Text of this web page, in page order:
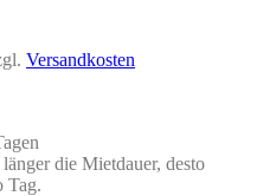
Versandkosten
die Mietdauer, desto
Tag.